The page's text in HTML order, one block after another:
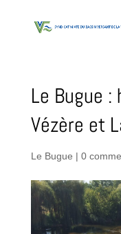
Le Bugue
Vézère et
Le Bugue | 0